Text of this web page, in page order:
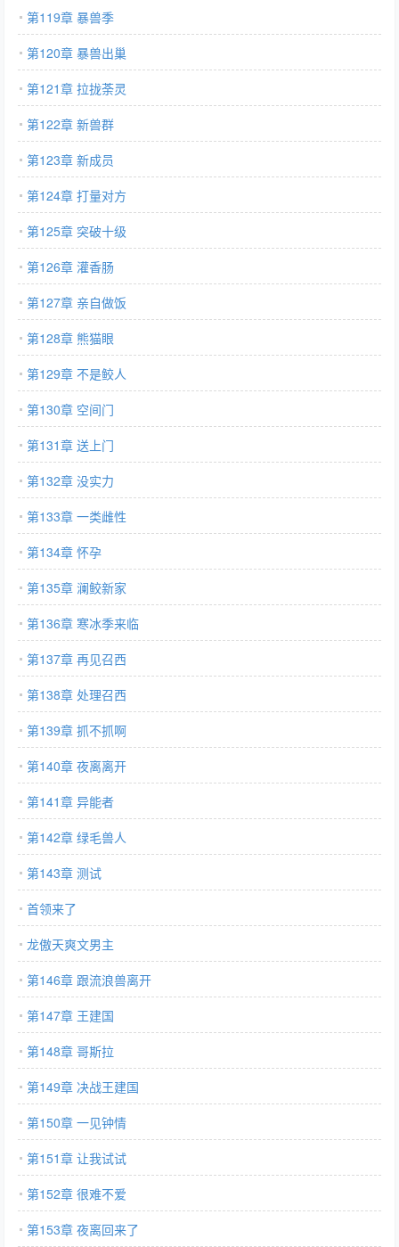
第119章 暴兽季
第120章 暴兽出巢
第121章 拉拢荼灵
第122章 新兽群
第123章 新成员
第124章 打量对方
第125章 突破十级
第126章 灌香肠
第127章 亲自做饭
第128章 熊猫眼
第129章 不是鲛人
第130章 空间门
第131章 送上门
第132章 没实力
第133章 一类雌性
第134章 怀孕
第135章 澜鲛新家
第136章 寒冰季来临
第137章 再见召西
第138章 处理召西
第139章 抓不抓啊
第140章 夜离离开
第141章 异能者
第142章 绿毛兽人
第143章 测试
首领来了
龙傲天爽文男主
第146章 跟流浪兽离开
第147章 王建国
第148章 哥斯拉
第149章 决战王建国
第150章 一见钟情
第151章 让我试试
第152章 很难不爱
第153章 夜离回来了